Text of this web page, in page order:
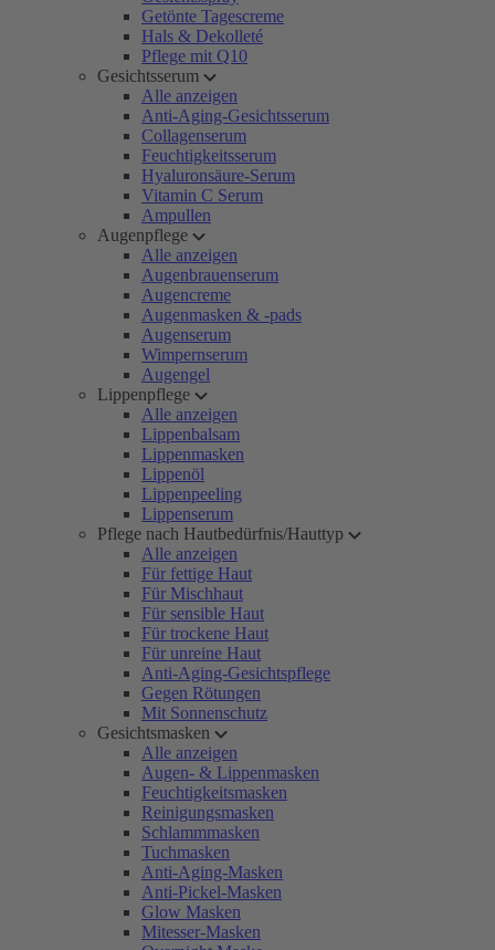
Getönte Tagescreme
Hals & Dekolleté
Pflege mit Q10
Gesichtsserum
Alle anzeigen
Anti-Aging-Gesichtsserum
Collagenserum
Feuchtigkeitsserum
Hyaluronsäure-Serum
Vitamin C Serum
Ampullen
Augenpflege
Alle anzeigen
Augenbrauenserum
Augencreme
Augenmasken & -pads
Augenserum
Wimpernserum
Augengel
Lippenpflege
Alle anzeigen
Lippenbalsam
Lippenmasken
Lippenöl
Lippenpeeling
Lippenserum
Pflege nach Hautbedürfnis/Hauttyp
Alle anzeigen
Für fettige Haut
Für Mischhaut
Für sensible Haut
Für trockene Haut
Für unreine Haut
Anti-Aging-Gesichtspflege
Gegen Rötungen
Mit Sonnenschutz
Gesichtsmasken
Alle anzeigen
Augen- & Lippenmasken
Feuchtigkeitsmasken
Reinigungsmasken
Schlammmasken
Tuchmasken
Anti-Aging-Masken
Anti-Pickel-Masken
Glow Masken
Mitesser-Masken